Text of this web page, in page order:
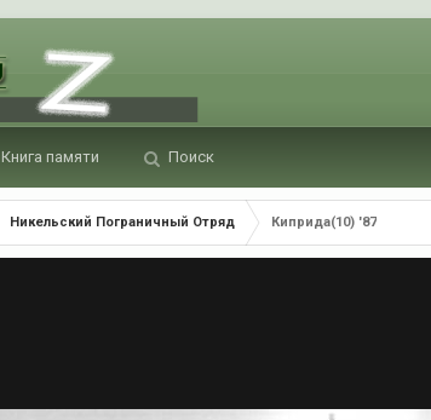
Книга памяти Поиск
Никельский Пограничный Отряд Киприда(10) '87